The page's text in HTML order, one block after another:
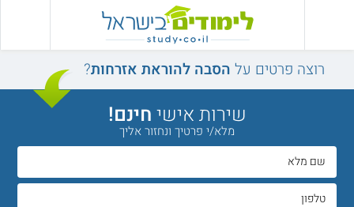
רוצה פרטים על הסבה להוראת אזרחות?
שירות אישיחינם!
מלא/י פרטיך ונחזור אליך